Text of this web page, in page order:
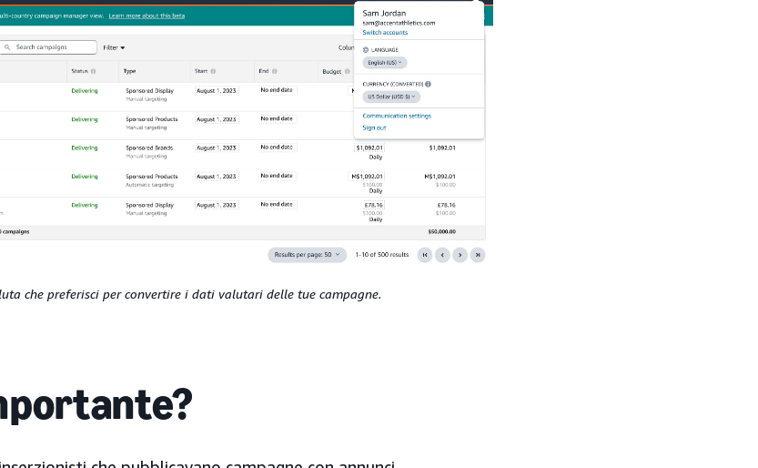
che preferisci per convertire i dati valutari delle tue campagne.